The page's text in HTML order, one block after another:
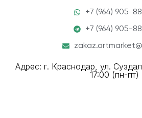
+7 (964) 905-
+7 (964) 905-
Адрес: г. Краснодар, ул.
17:00 (пн-пт)